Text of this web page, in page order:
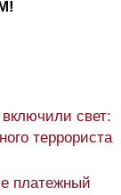
свет:
террориста
платежный